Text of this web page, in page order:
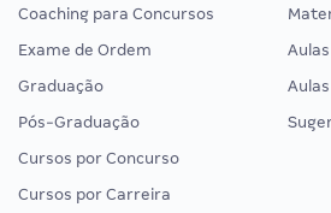
Coaching para Concursos
Exame de Ordem
Graduação
Pós-Graduação
Cursos por Concurso
Cursos por Carreira